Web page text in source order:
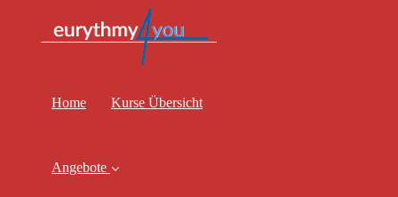
Home Kurse Übersicht
Angebote